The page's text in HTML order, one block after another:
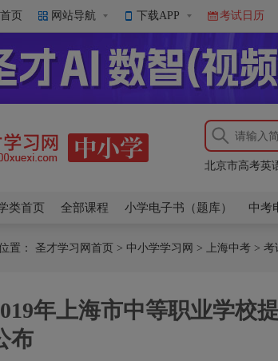
页 网站导航 下载APP 考试日历
北京市高考英
【新人教版】
北京市高考英
类首页 全部课程 小学电子书（题库） 中考
置： 圣才学习网首页 > 中小学学习网 > 上海中考 > 考
年上海市中等职业学校
布